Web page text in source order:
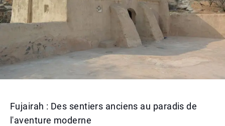
Fujairah : Des sentiers anciens au paradis de
l'aventure moderne